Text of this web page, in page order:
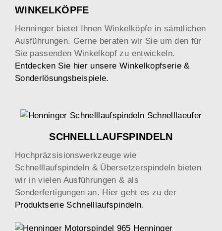
WINKELKÖPFE
Henninger bietet Ihnen Winkelköpfe in sämtlichen
Ausführungen. Gerne beraten wir Sie um den für
Sie passenden Winkelkopf zu entwickeln.
Entdecken Sie hier unsere Winkelkopfserie &
Sonderlösungsbeispiele.
SCHNELLLAUFSPINDELN
Hochpräzsisionswerkzeuge wie
Schnelllaufspindeln & Übersetzerspindeln bieten
wir in vielen Ausführungen & als
Sonderfertigungen an. Hier geht es zu der
Produktserie Schnelllaufspindeln.